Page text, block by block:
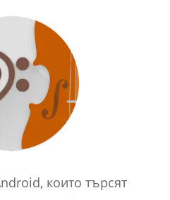
които търсят